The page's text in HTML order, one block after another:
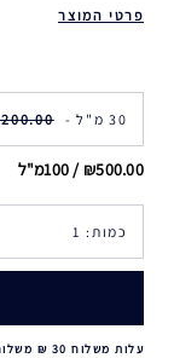
פרטי המוצר
30 מ"ל -
₪500.00 / 100מ"ל
עלות משלוח 30 ₪ משלוח חינם ברכישה ב-249 ₪ ומעלה & החזרות חינם